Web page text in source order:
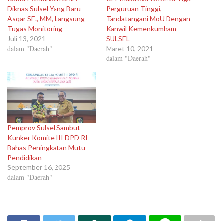
Diknas Sulsel Yang Baru
Asqar SE., MM, Langsung
Tugas Monitoring
Juli 13, 2021
dalam "Daerah"
Perguruan Tinggi,
Tandatangani MoU Dengan
Kanwil Kemenkumham
SULSEL
Maret 10, 2021
dalam "Daerah"
Pemprov Sulsel Sambut
Kunker Komite III DPD RI
Bahas Peningkatan Mutu
Pendidikan
September 16, 2025
dalam "Daerah"